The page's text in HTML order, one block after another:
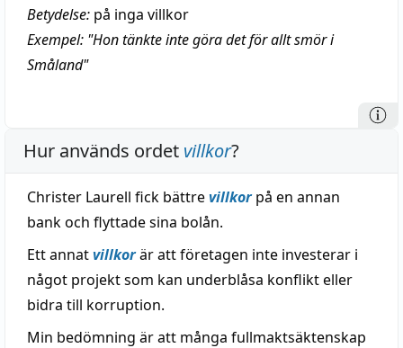
Betydelse: på inga villkor
Exempel: "Hon tänkte inte göra det för allt smör i
Småland"
Hur används ordet villkor?
Christer Laurell fick bättrevillkorpå en annan
bank och flyttade sina bolån.
Ett annatvillkorär att företagen inte investerar i
något projekt som kan underblåsa konflikt eller
bidra till korruption.
Min bedömning är att många fullmaktsäktenskap